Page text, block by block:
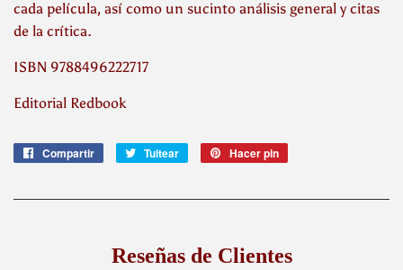
cada película, así como un sucinto análisis general y citas
de la crítica.
ISBN 9788496222717
Editorial Redbook
Compartir
CompartirTuitear
Tuitear Hacer pin
Reseñas de Clientes